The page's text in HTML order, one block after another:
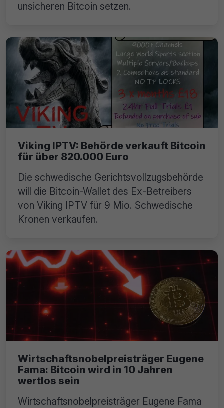
unsicheren Bitcoin setzen.
Viking IPTV: Behörde verkauft Bitcoin
für über 820.000 Euro
Die schwedische Gerichtsvollzugsbehörde
will die Bitcoin-Wallet des Ex-Betreibers
von Viking IPTV für 9 Mio. Schwedische
Kronen verkaufen.
Wirtschaftsnobelpreisträger Eugene
Fama: Bitcoin wird in 10 Jahren
wertlos sein
Wirtschaftsnobelpreisträger Eugene Fama